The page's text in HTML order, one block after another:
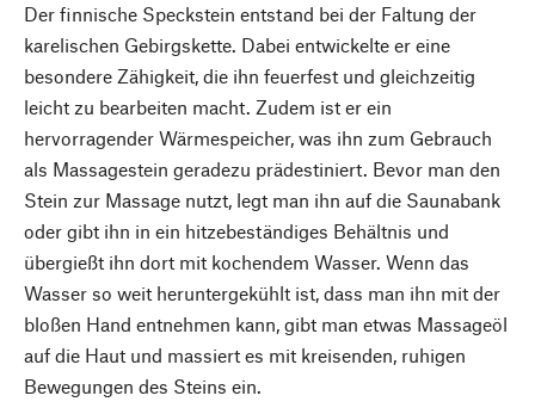
Der finnische Speckstein entstand bei der Faltung der
karelischen Gebirgskette. Dabei entwickelte er eine
besondere Zähigkeit, die ihn feuerfest und gleichzeitig
leicht zu bearbeiten macht. Zudem ist er ein
hervorragender Wärmespeicher, was ihn zum Gebrauch
als Massagestein geradezu prädestiniert. Bevor man den
Stein zur Massage nutzt, legt man ihn auf die Saunabank
oder gibt ihn in ein hitzebeständiges Behältnis und
übergießt ihn dort mit kochendem Wasser. Wenn das
Wasser so weit heruntergekühlt ist, dass man ihn mit der
bloßen Hand entnehmen kann, gibt man etwas Massageöl
auf die Haut und massiert es mit kreisenden, ruhigen
Bewegungen des Steins ein.